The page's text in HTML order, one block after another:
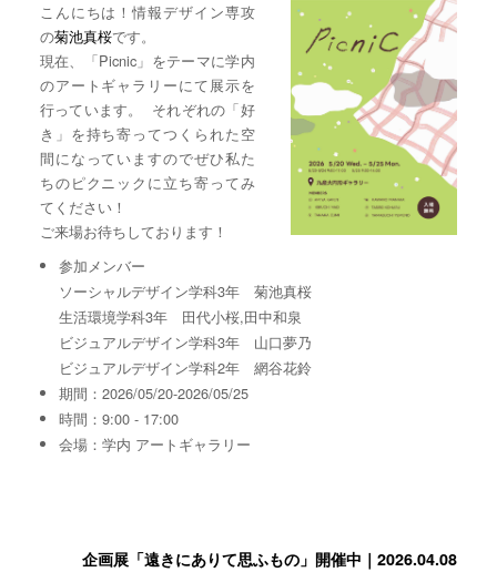
こんにちは！情報デザイン専攻
の菊池真桜です。
現在、「Picnic」をテーマに学内
のアートギャラリーにて展示を
行っています。 それぞれの「好
き」を持ち寄ってつくられた空
間になっていますのでぜひ私た
ちのピクニックに立ち寄ってみ
てください！
ご来場お待ちしております！
参加メンバー
ソーシャルデザイン学科3年 菊池真桜
生活環境学科3年 田代小桜,田中和泉
ビジュアルデザイン学科3年 山口夢乃
ビジュアルデザイン学科2年 網谷花鈴
期間：2026/05/20-2026/05/25
時間：9:00 - 17:00
会場：学内 アートギャラリー
企画展「遠きにありて思ふもの」開催中｜2026.04.08